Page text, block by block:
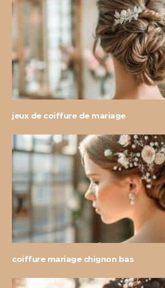
jeux de coiffure de mariage
coiffure mariage chignon bas